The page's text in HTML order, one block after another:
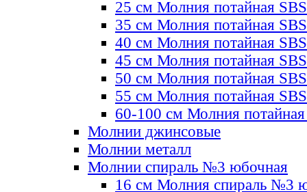
25 см Молния потайная SBS
35 см Молния потайная SBS
40 см Молния потайная SBS
45 см Молния потайная SBS
50 см Молния потайная SBS
55 см Молния потайная SBS
60-100 см Молния
Молнии джинсовые
Молнии металл
Молнии спираль №3 юбочная
16 см Молния спираль №3